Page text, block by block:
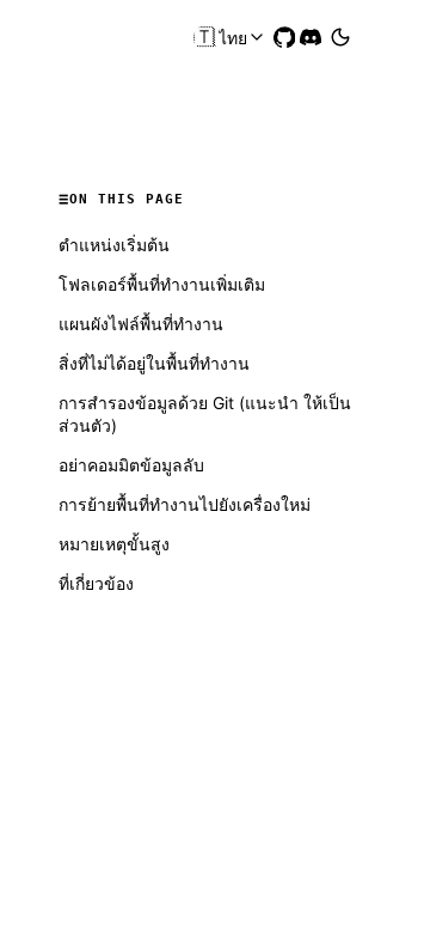
🇹🇭ไทย
ON THIS PAGE
ตำแหน่งเริ่มต้น
โฟลเดอร์พื้นที่ทำงานเพิ่มเติม
แผนผังไฟล์พื้นที่ทำงาน
สิ่งที่ไม่ได้อยู่ในพื้นที่ทำงาน
การสำรองข้อมูลด้วย Git (แนะนำ ให้เป็น
ส่วนตัว)
อย่าคอมมิตข้อมูลลับ
การย้ายพื้นที่ทำงานไปยังเครื่องใหม่
หมายเหตุขั้นสูง
ที่เกี่ยวข้อง